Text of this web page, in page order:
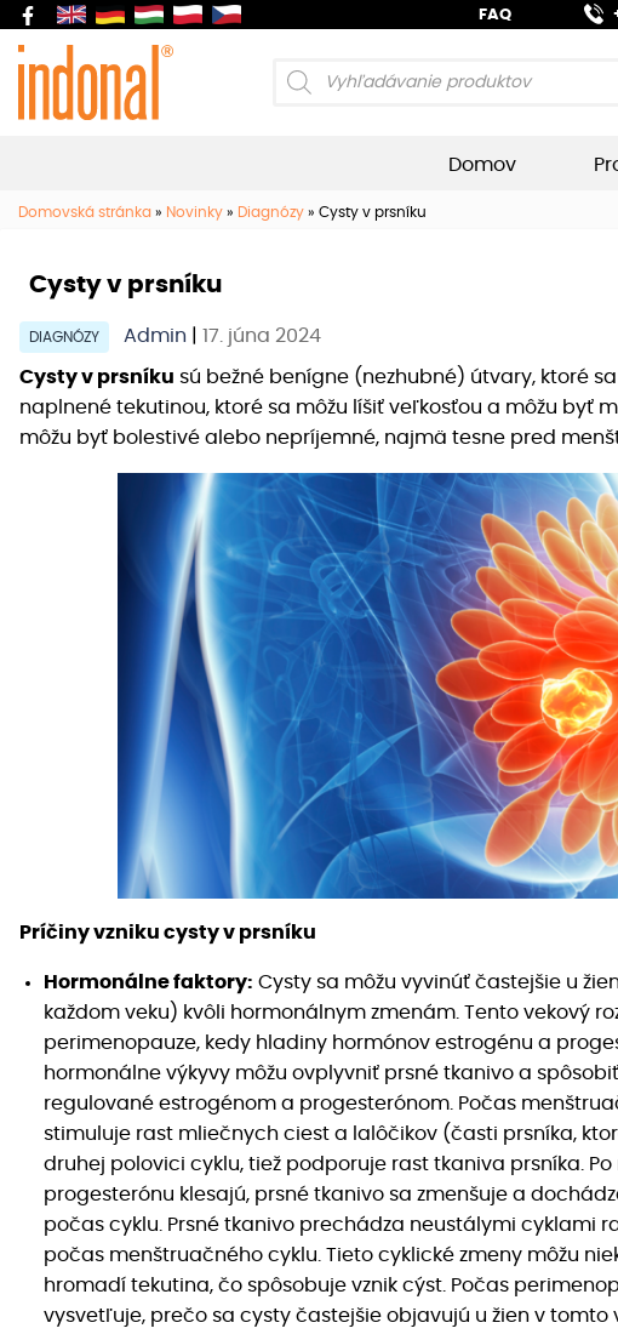
FAQ
Products
Domov
Domovská stránka » Novinky » Diagnózy » Cysty v prsníku
Cysty v prsníku
DIAGNÓZY Admin 17. júna 2024
Cysty v prsníku sú bežné benígne (nezhubné) útvary, ktoré
naplnené tekutinou, ktoré sa môžu líšiť veľkosťou a môžu byť
môžu byť bolestivé alebo nepríjemné, najmä tesne pred
Príčiny vzniku cysty v prsníku
Hormonálne faktory: Cysty sa môžu vyvinúť častejšie u
každom veku) kvôli hormonálnym zmenám. Tento vekový
perimenopauze, kedy hladiny hormónov estrogénu a
hormonálne výkyvy môžu ovplyvniť prsné tkanivo a
regulované estrogénom a progesterónom. Počas
stimuluje rast mliečnych ciest a lalôčikov (časti prsníka,
druhej polovici cyklu, tiež podporuje rast tkaniva prsníka.
progesterónu klesajú, prsné tkanivo sa zmenšuje a
počas cyklu. Prsné tkanivo prechádza neustálymi cyklami
počas menštruačného cyklu. Tieto cyklické zmeny môžu
hromadí tekutina, čo spôsobuje vznik cýst. Počas
vysvetľuje, prečo sa cysty častejšie objavujú u žien v tomto